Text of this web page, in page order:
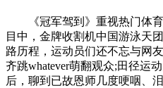
《冠军驾到》重视热门体育
目中，金牌收割机中国游泳天
路历程，运动员们还不忘与网
齐跳whatever萌翻观众;田径运
后，聊到已故恩师几度哽咽、